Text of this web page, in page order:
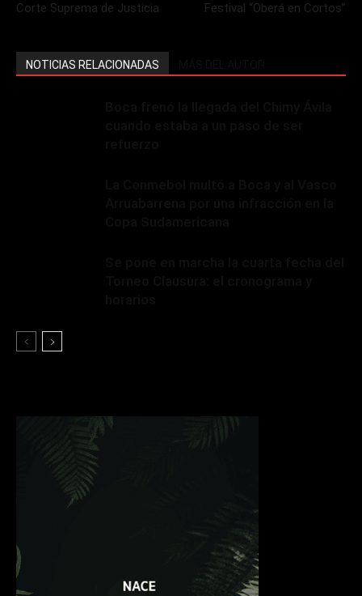
Corte Suprema de Justicia
Festival “Oberá en Cortos”
NOTICIAS RELACIONADAS